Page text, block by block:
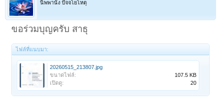
นิพพานัง ปัจจโยโหตุ
ขอร่วมบุญครับ สาธุ
ไฟล์ที่แนบมา:
20260515_213807.jpg
ขนาดไฟล์:
107.5 KB
เปิดดู:
20